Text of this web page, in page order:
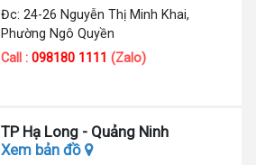
Đc: 24-26 Nguyễn Thị Minh Khai,
Phường Ngô Quyền
Call :098180 1111 (Zalo)
TP Hạ Long - Quảng Ninh
Xem bản đồ